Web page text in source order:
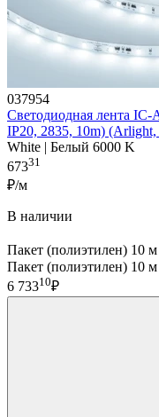
037954
Светодиодная лента
IP20, 2835, 10m) (Arlight,
White | Белый 6000 K
67331
₽/м
В наличии
Пакет (полиэтилен) 10
Пакет (полиэтилен) 10 м
6 73310₽